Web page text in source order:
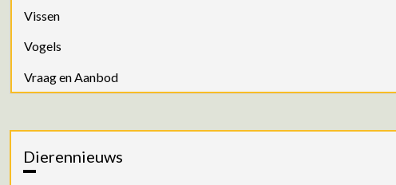
Vissen
Vogels
Vraag en Aanbod
Dierennieuws